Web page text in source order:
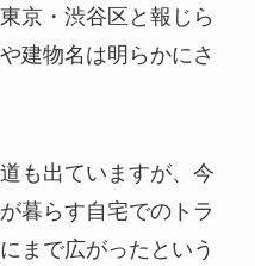
京・渋谷区と報じら
建物名は明らかにさ
も出ていますが、今
暮らす自宅でのトラ
まで広がったという